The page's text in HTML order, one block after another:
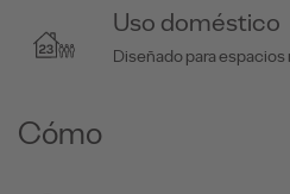
Uso doméstico
Diseñado para
Cómo